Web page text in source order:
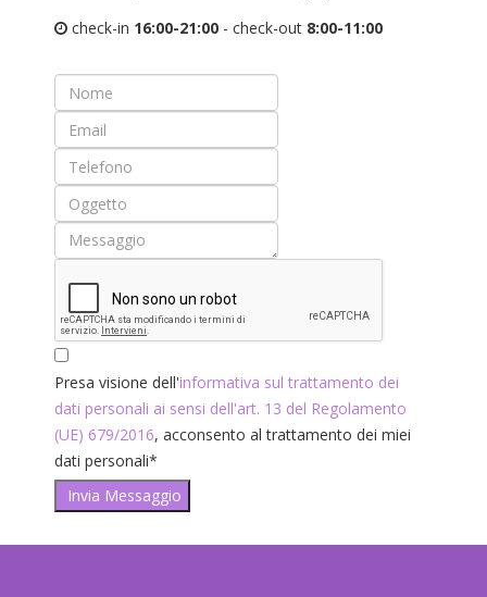
check-in 16:00-21:00 - check-out 8:00-11:00
Presa visione dell'informativa sul trattamento dei
dati personali ai sensi dell'art. 13 del Regolamento
(UE) 679/2016, acconsento al trattamento dei miei
dati personali*
Invia Messaggio